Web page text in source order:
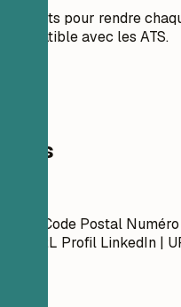
concrets pour rendre
compatible avec les ATS.
Ville, Code Postal
URL Profil LinkedIn |